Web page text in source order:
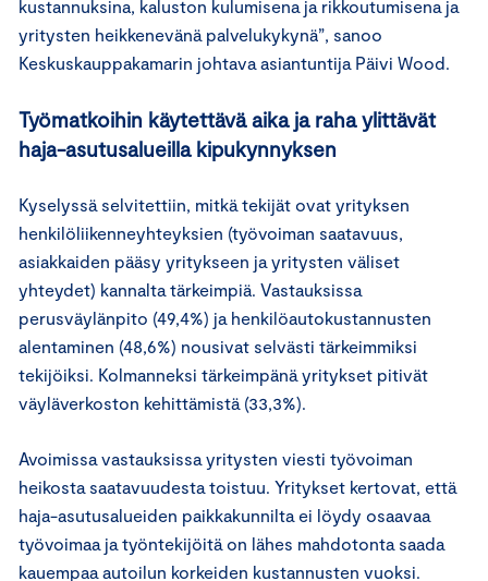
kustannuksina, kaluston kulumisena ja rikkoutumisena ja
yritysten heikkenevänä palvelukykynä”, sanoo
Keskuskauppakamarin johtava asiantuntija Päivi Wood.
Työmatkoihin käytettävä aika ja raha ylittävät
haja-asutusalueilla kipukynnyksen
Kyselyssä selvitettiin, mitkä tekijät ovat yrityksen
henkilöliikenneyhteyksien (työvoiman saatavuus,
asiakkaiden pääsy yritykseen ja yritysten väliset
yhteydet) kannalta tärkeimpiä. Vastauksissa
perusväylänpito (49,4%) ja henkilöautokustannusten
alentaminen (48,6%) nousivat selvästi tärkeimmiksi
tekijöiksi. Kolmanneksi tärkeimpänä yritykset pitivät
väyläverkoston kehittämistä (33,3%).
Avoimissa vastauksissa yritysten viesti työvoiman
heikosta saatavuudesta toistuu. Yritykset kertovat, että
haja-asutusalueiden paikkakunnilta ei löydy osaavaa
työvoimaa ja työntekijöitä on lähes mahdotonta saada
kauempaa autoilun korkeiden kustannusten vuoksi.